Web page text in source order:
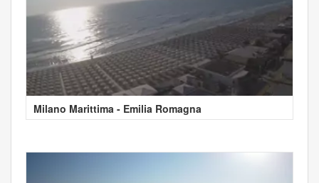
Milano Marittima - Emilia Romagna